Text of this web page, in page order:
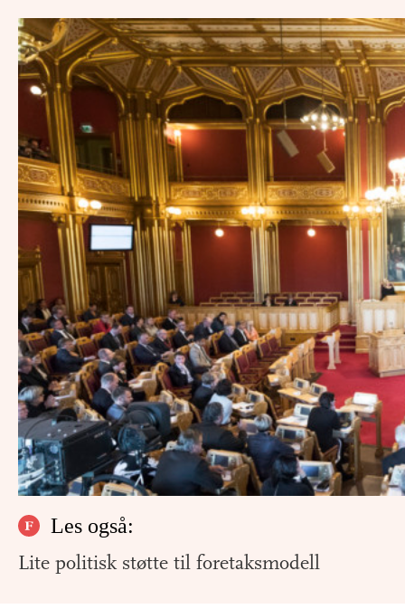
Les også:
Lite politisk støtte til foretaksmodell